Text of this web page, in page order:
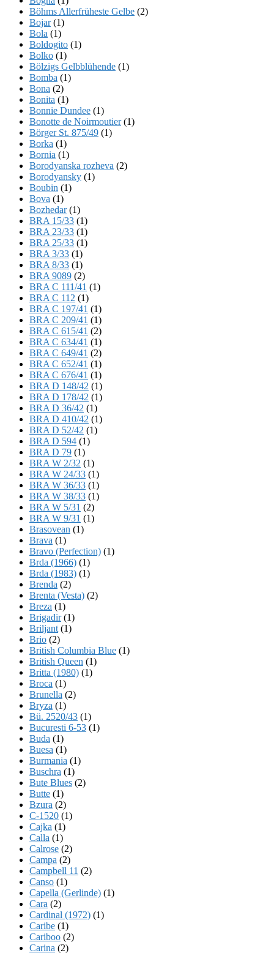
Böhms Allerfrüheste Gelbe (2)
Bojar(1)
Bola (1)
Boldogito (1)
Bolko (1)
Bölzigs Gelbblühende (1)
Bomba (1)
Bona (2)
Bonita (1)
Bonnie Dundee (1)
Bonotte de Noirmoutier(1)
Börger St. 875/49 (1)
Borka (1)
Bornia (1)
Borodyanska rozheva (2)
Borodyansky (1)
Boubin (1)
Bova (1)
Bozhedar(1)
BRA 15/33 (1)
BRA 23/33 (1)
BRA 25/33 (1)
BRA 3/33 (1)
BRA 8/33 (1)
BRA 9089 (2)
BRA C 111/41 (1)
BRA C 112 (1)
BRA C 197/41 (1)
BRA C 209/41 (1)
BRA C 615/41 (2)
BRA C 634/41 (1)
BRA C 649/41 (2)
BRA C 652/41 (1)
BRA C 676/41 (1)
BRA D 148/42 (1)
BRA D 178/42 (1)
BRA D 36/42 (1)
BRA D 410/42 (1)
BRA D 52/42 (1)
BRA D 594 (1)
BRA D 79 (1)
BRA W 2/32 (1)
BRA W 24/33 (1)
BRA W 36/33 (1)
BRA W 38/33 (1)
BRA W 5/31 (2)
BRA W 9/31 (1)
Brasovean (1)
Brava (1)
Bravo (Perfection) (1)
Brda (1966) (1)
Brda (1983) (1)
Brenda (2)
Brenta (Vesta) (2)
Breza (1)
Brigadir(1)
Briljant (1)
Brio (2)
British Columbia Blue (1)
British Queen (1)
Britta (1980) (1)
Broca (1)
Brunella (2)
Bryza (1)
Bü. 2520/43 (1)
Bucuresti 6-53 (1)
Buda (1)
Buesa (1)
Burmania (1)
Buschra (1)
Bute Blues (2)
Butte (1)
Bzura (2)
C-1520 (1)
Cajka (1)
Calla (1)
Calrose (2)
Campa (2)
Campbell 11 (2)
Canso (1)
Capella (Gerlinde) (1)
Cara (2)
Cardinal (1972) (1)
Caribe (1)
Cariboo (2)
Carina (2)